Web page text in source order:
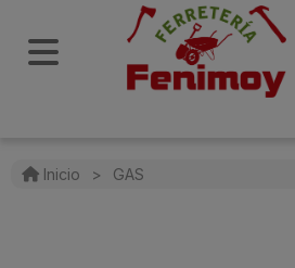
Inicio > GAS